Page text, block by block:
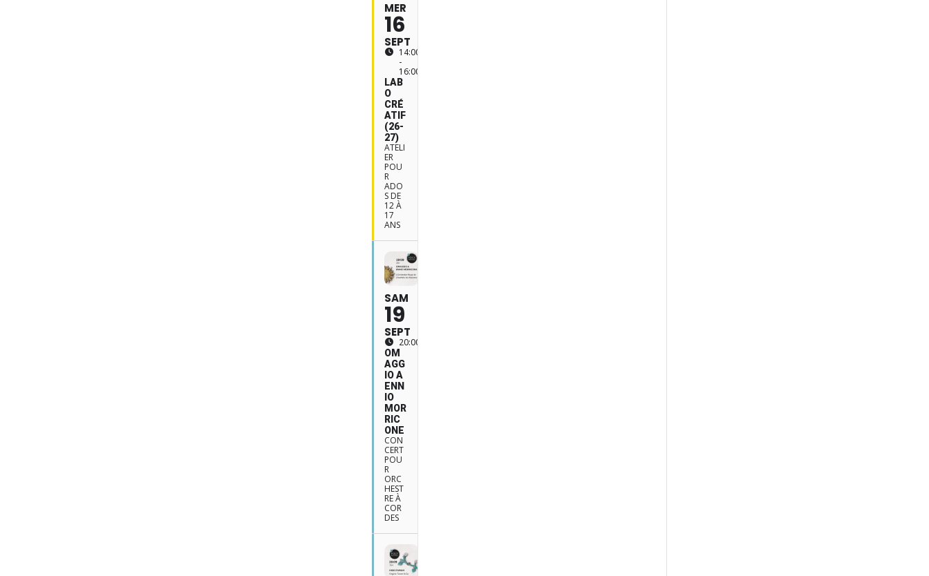
MER
16
SEPT
14:00
-
16:00
LAB
O
CRÉ
ATIF
(26-
27)
ATELI
ER
POU
R
ADO
S DE
12 À
17
ANS
SAM
19
SEPT
20:00
OM
AGG
IO A
ENN
IO
MOR
RIC
ONE
CON
CERT
POU
R
ORC
HEST
RE À
COR
DES